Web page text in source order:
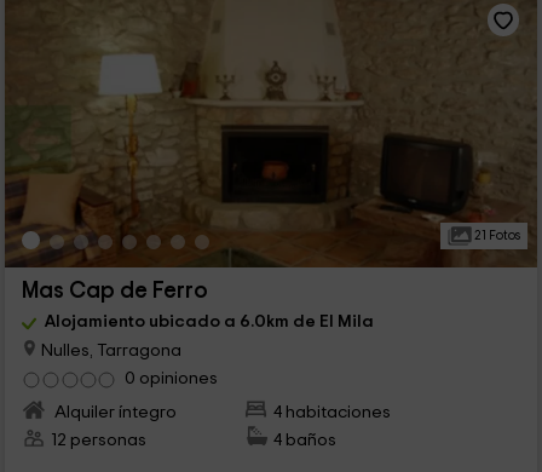
21 Fotos
Mas Cap de Ferro
Alojamiento ubicado a 6.0km de El Mila
Nulles, Tarragona
0 opiniones
Alquiler íntegro
4 habitaciones
12 personas
4 baños